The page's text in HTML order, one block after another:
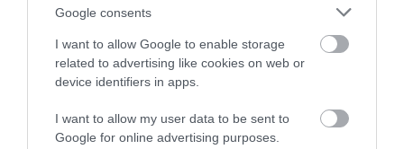
Google consents
I want to allow Google to enable storage
related to advertising like cookies on web or
device identifiers in apps.
I want to allow my user data to be sent to
Google for online advertising purposes.
ku...@gmail.com
grillezett gomolya salátával)
csak felsőfokban tudok
beszélni. Könnyed, de ízletes
fűszerezésű volt minden,
éppen úgy, ahogy kell, mégis